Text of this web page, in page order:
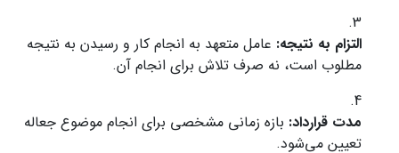
التزام به نتیجه: عامل متعهد به انجام کار و رسیدن به نتیجه
مطلوب است، نه صرف تلاش برای انجام آن.
مدت قرارداد: بازه زمانی مشخصی برای انجام موضوع جعاله
تعیین می‌شود.